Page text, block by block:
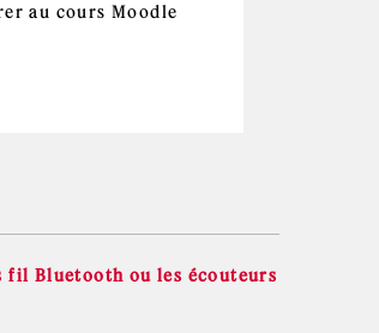
au cours Moodle
fil Bluetooth ou les écouteurs